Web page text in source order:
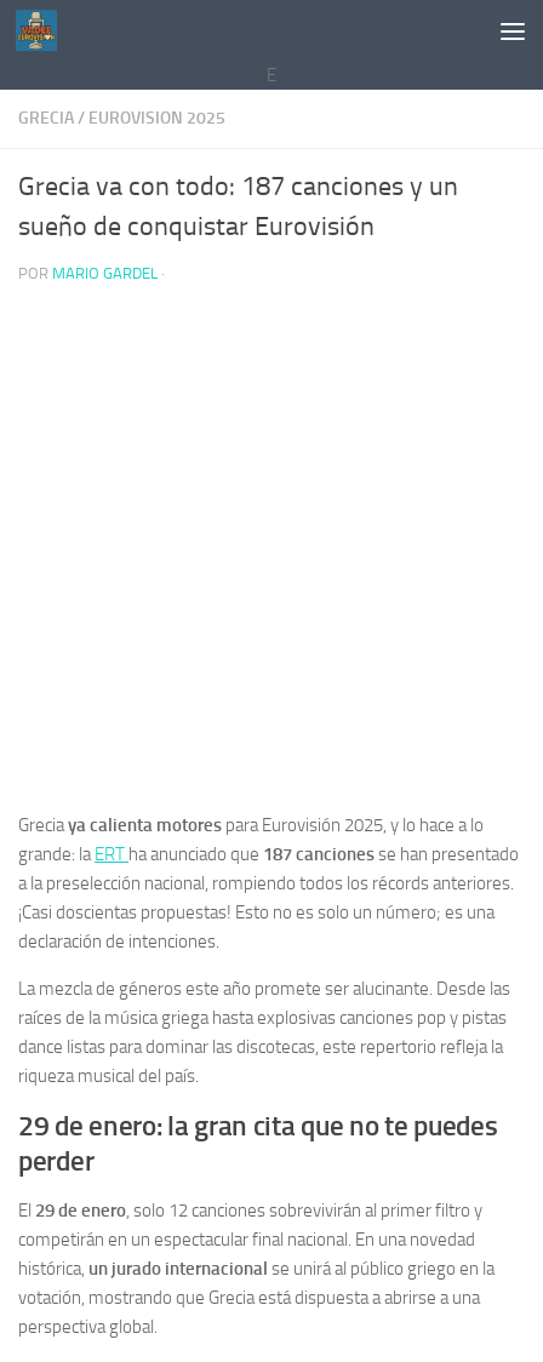
Saltar al contenido
E
GRECIA/ EUROVISION 2025
Grecia va con todo: 187 canciones y un
sueño de conquistar Eurovisión
POR MARIO GARDEL ·
Greciaya calienta motores para Eurovisión 2025, y lo hace a lo
grande: laERT ha anunciado que 187 cancionesse han presentado
a la preselección nacional, rompiendo todos los récords anteriores.
¡Casi doscientas propuestas! Esto no es solo un número; es una
declaración de intenciones.
La mezcla de géneros este año promete ser alucinante. Desde las
raíces de la música griega hasta explosivas canciones pop y pistas
dance listas para dominar las discotecas, este repertorio refleja la
riqueza musical del país.
29 de enero: la gran cita que no te puedes
perder
El 29 de enero, solo 12 canciones sobrevivirán al primer filtro y
competirán en un espectacular final nacional. En una novedad
histórica, un jurado internacional se unirá al público griego en la
votación, mostrando que Grecia está dispuesta a abrirse a una
perspectiva global.